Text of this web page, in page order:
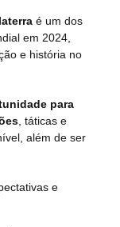
é um dos
em 2024,
e história no
para
, táticas e
além de ser
e